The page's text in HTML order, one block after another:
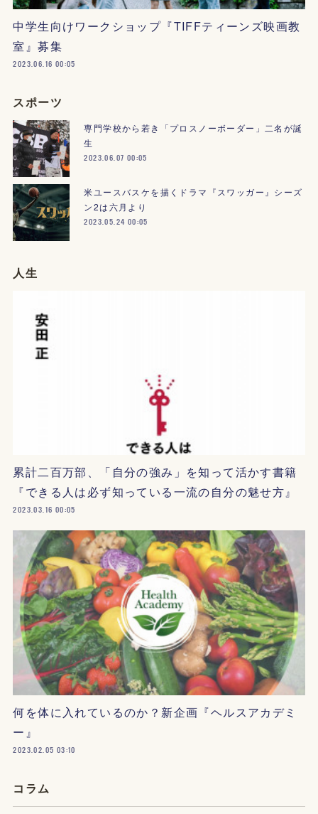
中学生向けワークショップ『TIFFティーンズ映画教
室』募集
2023.06.16 00:05
スポーツ
専門学校から若き「プロスノーボーダー」二名が誕
生
2023.06.07 00:05
米ユースバスケを描くドラマ『スワッガー』シーズ
ン2は六月より
2023.05.24 00:05
人生
累計二百万部、「自分の強み」を知って活かす書籍
『できる人は必ず知っている一流の自分の魅せ方』
2023.03.16 00:05
何を体に入れているのか？新企画『ヘルスアカデミ
ー』
2023.02.05 03:10
コラム